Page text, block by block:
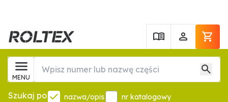
MENU
Szukaj po nazwa/opis nr katalogowy